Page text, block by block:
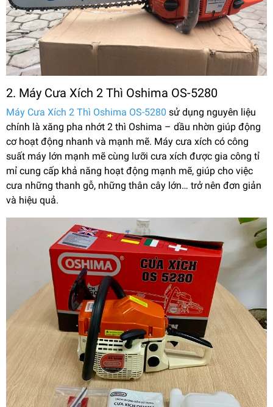
2. Máy Cưa Xích 2 Thì Oshima OS-5280
Máy Cưa Xích 2 Thì Oshima OS-5280 sử dụng nguyên liệu
chính là xăng pha nhớt 2 thì Oshima – dầu nhờn giúp động
cơ hoạt động nhanh và mạnh mẽ. Máy cưa xích có công
suất máy lớn mạnh mẽ cùng lưỡi cưa xích được gia công tỉ
mỉ cung cấp khả năng hoạt động mạnh mẽ, giúp cho việc
cưa những thanh gỗ, những thân cây lớn… trở nên đơn giản
và hiệu quả.